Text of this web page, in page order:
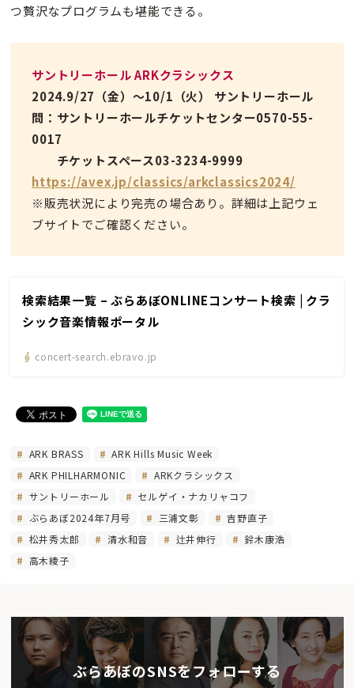
つ贅沢なプログラムも堪能できる。
サントリーホール ARKクラシックス
2024.9/27（金）〜10/1（火） サントリーホール
問：サントリーホールチケットセンター0570-55-
0017
チケットスペース03-3234-9999
https://avex.jp/classics/arkclassics2024/
※販売状況により完売の場合あり。詳細は上記ウェ
ブサイトでご確認ください。
検索結果一覧 – ぶらあぼONLINEコンサート検索 | クラ
シック音楽情報ポータル
concert-search.ebravo.jp
ARK BRASS
ARK Hills Music Week
ARK PHILHARMONIC
ARKクラシックス
サントリーホール
セルゲイ・ナカリャコフ
ぶらあぼ2024年7月号
三浦文彰
吉野直子
松井秀太郎
清水和音 辻井伸行
鈴木康浩
高木綾子
ぶらあぼのSNSをフォローする